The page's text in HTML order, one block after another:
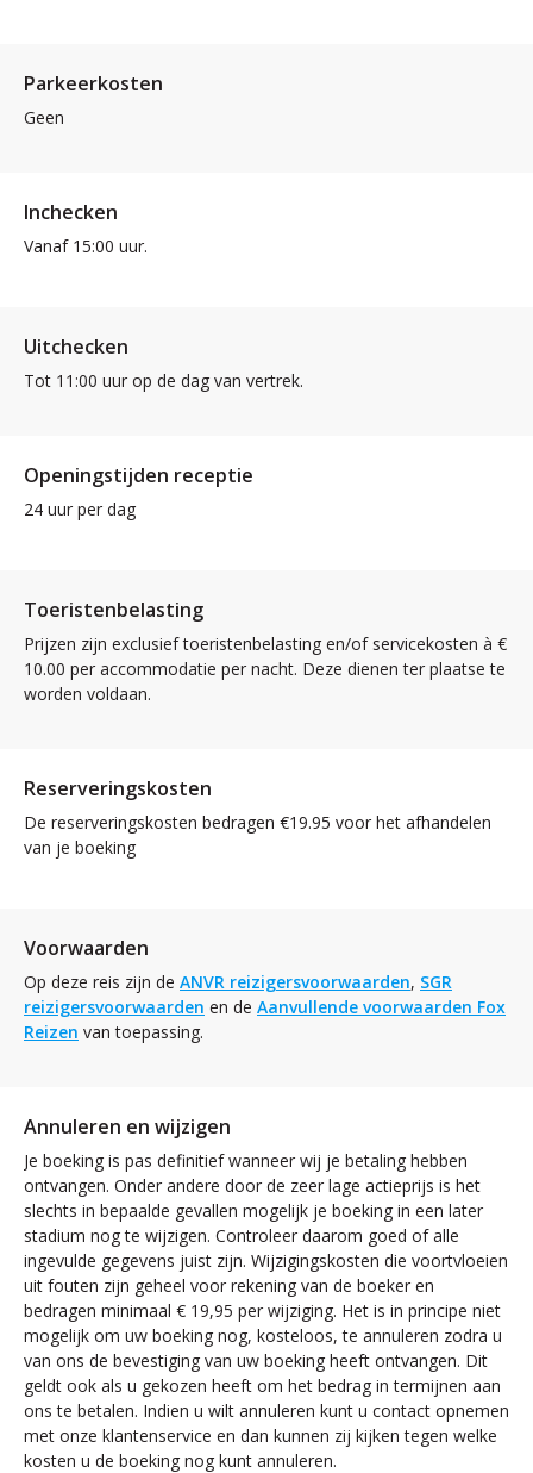
Parkeerkosten
Geen
Inchecken
Vanaf 15:00 uur.
Uitchecken
Tot 11:00 uur op de dag van vertrek.
Openingstijden receptie
24 uur per dag
Toeristenbelasting
Prijzen zijn exclusief toeristenbelasting en/of servicekosten à €
10.00 per accommodatie per nacht. Deze dienen ter plaatse te
worden voldaan.
Reserveringskosten
De reserveringskosten bedragen €19.95 voor het afhandelen
van je boeking
Voorwaarden
Op deze reis zijn de ANVR reizigersvoorwaarden, SGR
reizigersvoorwaarden en de Aanvullende voorwaarden Fox
Reizen van toepassing.
Annuleren en wijzigen
Je boeking is pas definitief wanneer wij je betaling hebben
ontvangen. Onder andere door de zeer lage actieprijs is het
slechts in bepaalde gevallen mogelijk je boeking in een later
stadium nog te wijzigen. Controleer daarom goed of alle
ingevulde gegevens juist zijn. Wijzigingskosten die voortvloeien
uit fouten zijn geheel voor rekening van de boeker en
bedragen minimaal € 19,95 per wijziging. Het is in principe niet
mogelijk om uw boeking nog, kosteloos, te annuleren zodra u
van ons de bevestiging van uw boeking heeft ontvangen. Dit
geldt ook als u gekozen heeft om het bedrag in termijnen aan
ons te betalen. Indien u wilt annuleren kunt u contact opnemen
met onze klantenservice en dan kunnen zij kijken tegen welke
kosten u de boeking nog kunt annuleren.